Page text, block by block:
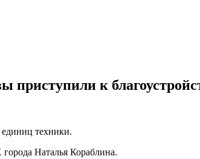
к
единиц техники.
Наталья Кораблина.